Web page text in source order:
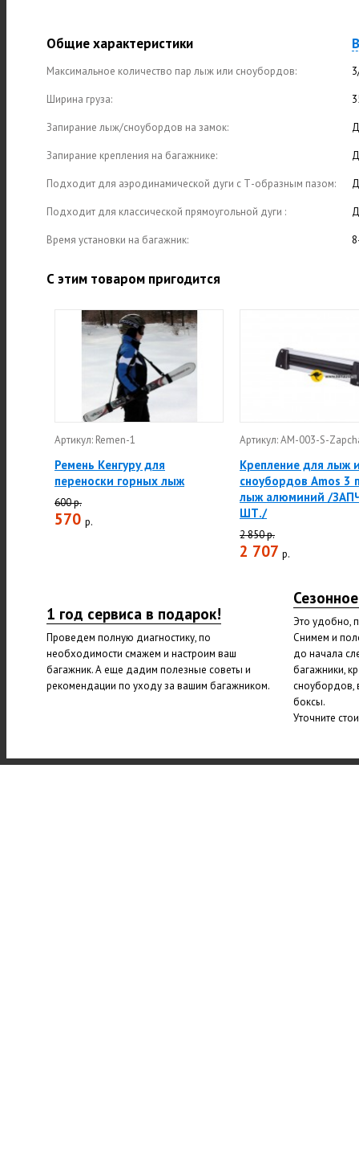
Общие характеристики
Максимальное количество пар лыж или сноубордов:
Ширина груза:
Запирание лыж/сноубордов на замок:
Запирание крепления на багажнике:
Подходит для аэродинамической дуги с Т-образным пазом:
Подходит для классической прямоугольной дуги :
Время установки на багажник:
С этим товаром пригодится
Артикул: Remen-1
Ремень Кенгуру для
переноски горных лыж
600 р.
570 р.
Артикул: AM-003-S-
Крепление для лыж
сноубордов Amos 3
лыж алюминий /
ШТ./
2 850 р.
2 707 р.
1 год сервиса в подарок!
Проведем полную диагностику, по
необходимости смажем и настроим ваш
багажник. А еще дадим полезные советы и
рекомендации по уходу за вашим багажником.
Это удобно,
Снимем и
до начала
багажники,
сноубордов,
боксы.
Уточните